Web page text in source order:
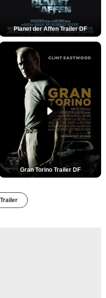
Planet der Affen Trailer DF
Gran Torino Trailer DF